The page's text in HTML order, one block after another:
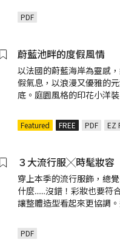
PDF
蔚藍池畔的度假風情
以法國的蔚藍海岸為靈感
假氣息，以浪漫又優雅的
底。庭園風格的印花小洋
Featured FREE PDF EZ
３大流行服╳時髦妝容
穿上本季的流行服飾，總
什麼......沒錯！彩妝也要符
讓整體造型看起來更協調
PDF